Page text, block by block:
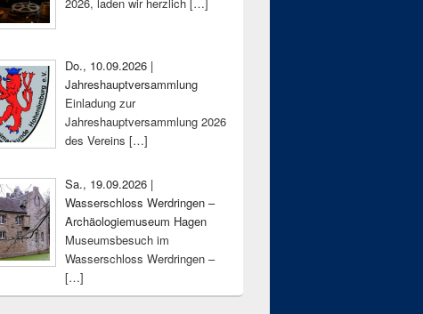
Do., 10.09.2026 |
Jahreshauptversammlung
Einladung zur
Jahreshauptversammlung 2026
des Vereins […]
Sa., 19.09.2026 |
Wasserschloss Werdringen –
Archäologiemuseum Hagen
Museumsbesuch im
Wasserschloss Werdringen –
[…]